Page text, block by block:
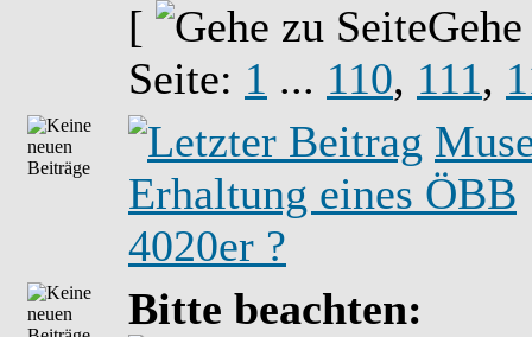
[
Seite: 1 ... 110, 111,
Erhaltung eines ÖBB
4020er ?
Bitte beachten: